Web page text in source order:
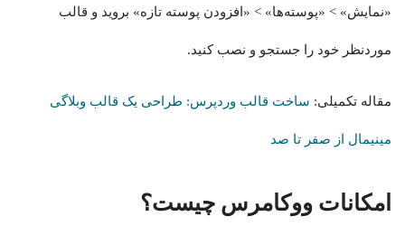
«نمایش» > «پوسته‌ها» > «افزودن پوسته تازه» بروید و قالب
موردنظر خود را جستجو و نصب کنید.
مقاله تکمیلی: ساخت قالب وردپرس: طراحی یک قالب وبلاگی
مینیمال از صفر تا صد
امکانات ووکامرس چیست؟